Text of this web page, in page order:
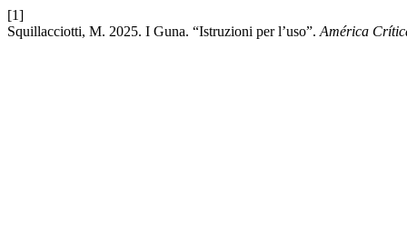
[1]
Squillacciotti, M. 2025. I Guna. “Istruzioni per l’uso”. América